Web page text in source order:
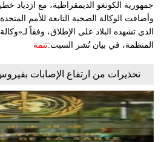
جمهورية الكونغو الديمقراطية، مع ازدياد
وأضافت الوكالة الصحية التابعة للأمم
الذي تشهده البلاد على الإطلاق، وفقاً لـ«وكالة
المنظمة، في بيان نُشر السبت:تتمة
تحذيرات من ارتفاع الإصابات